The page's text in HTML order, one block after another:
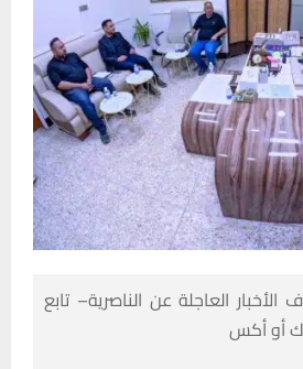
العاجلة عن الناصرية– تابع
أو أكس